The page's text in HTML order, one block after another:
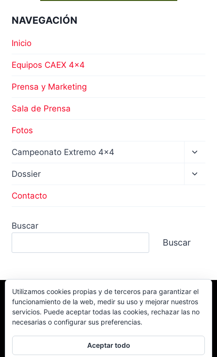
NAVEGACIÓN
Inicio
Equipos CAEX 4×4
Prensa y Marketing
Sala de Prensa
Fotos
Campeonato Extremo 4×4
hijo
Dossier
Contacto
Buscar
Buscar
Facebook TikTok
Instagram
YouTube
Utilizamos cookies propias y de terceros para garantizar el
funcionamiento de la web, medir su uso y mejorar nuestros
servicios. Puede aceptar todas las cookies, rechazar las no
necesarias o configurar sus preferencias.
Aceptar todo